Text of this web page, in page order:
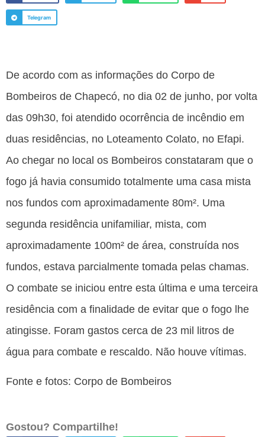
Telegram
De acordo com as informações do Corpo de
Bombeiros de Chapecó, no dia 02 de junho, por volta
das 09h30, foi atendido ocorrência de incêndio em
duas residências, no Loteamento Colato, no Efapi.
Ao chegar no local os Bombeiros constataram que o
fogo já havia consumido totalmente uma casa mista
nos fundos com aproximadamente 80m². Uma
segunda residência unifamiliar, mista, com
aproximadamente 100m² de área, construída nos
fundos, estava parcialmente tomada pelas chamas.
O combate se iniciou entre esta última e uma terceira
residência com a finalidade de evitar que o fogo lhe
atingisse. Foram gastos cerca de 23 mil litros de
água para combate e rescaldo. Não houve vítimas.
Fonte e fotos: Corpo de Bombeiros
Gostou? Compartilhe!